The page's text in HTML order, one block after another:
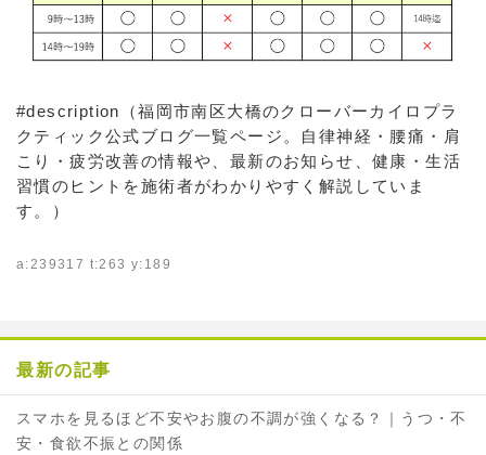
#description（福岡市南区大橋のクローバーカイロプラ
クティック公式ブログ一覧ページ。自律神経・腰痛・肩
こり・疲労改善の情報や、最新のお知らせ、健康・生活
習慣のヒントを施術者がわかりやすく解説していま
す。）
a:239317 t:263 y:189
最新の記事
スマホを見るほど不安やお腹の不調が強くなる？｜うつ・不
安・食欲不振との関係